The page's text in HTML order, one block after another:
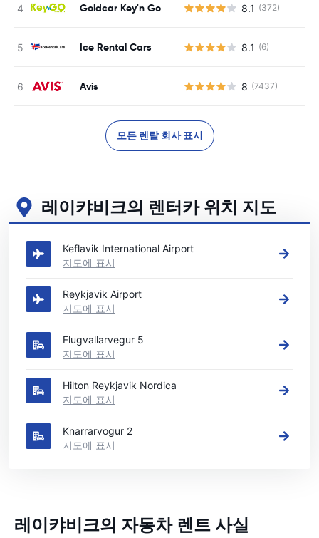
Goldcar Key'n Go 8.1 (372)
Ice Rental Cars 8.1 (6)
Avis 8 (7437)
모든 렌탈 회사 표시
레이캬비크의 렌터카 위치 지도
레이캬비크의 주요 렌터카 영업소 보기
Keflavik International Airport
지도에 표시
Reykjavik Airport
지도에 표시
Flugvallarvegur 5
지도에 표시
Hilton Reykjavik Nordica
지도에 표시
Knarrarvogur 2
지도에 표시
레이캬비크의 자동차 렌트 사실